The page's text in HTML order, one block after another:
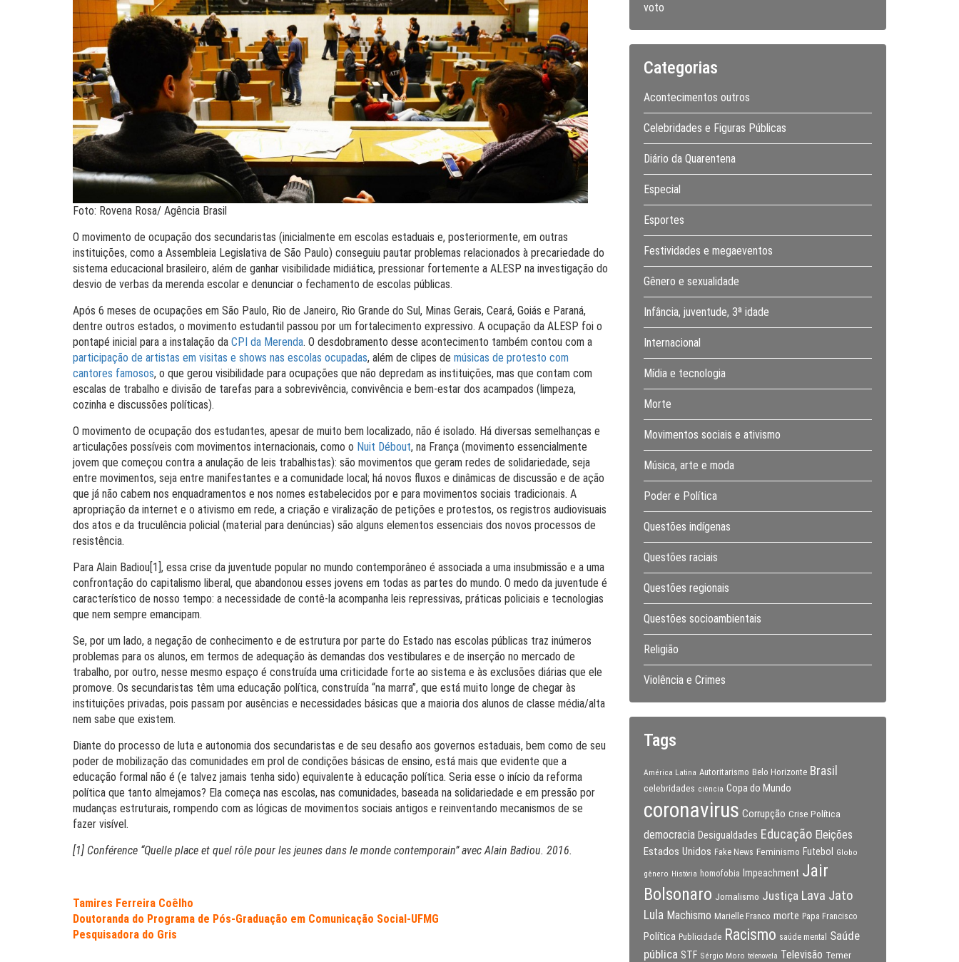
Foto: Rovena Rosa/ Agência Brasil
O movimento de ocupação dos secundaristas (inicialmente em escolas estaduais e, posteriormente, em outras
instituições, como a Assembleia Legislativa de São Paulo) conseguiu pautar problemas relacionados à precariedade do
sistema educacional brasileiro, além de ganhar visibilidade midiática, pressionar fortemente a ALESP na investigação do
desvio de verbas da merenda escolar e denunciar o fechamento de escolas públicas.
Após 6 meses de ocupações em São Paulo, Rio de Janeiro, Rio Grande do Sul, Minas Gerais, Ceará, Goiás e Paraná,
dentre outros estados, o movimento estudantil passou por um fortalecimento expressivo. A ocupação da ALESP foi o
pontapé inicial para a instalação da CPI da Merenda. O desdobramento desse acontecimento também contou com a
participação de artistas em visitas e shows nas escolas ocupadas, além de clipes de músicas de protesto com
cantores famosos, o que gerou visibilidade para ocupações que não depredam as instituições, mas que contam com
escalas de trabalho e divisão de tarefas para a sobrevivência, convivência e bem-estar dos acampados (limpeza,
cozinha e discussões políticas).
O movimento de ocupação dos estudantes, apesar de muito bem localizado, não é isolado. Há diversas semelhanças e
articulações possíveis com movimentos internacionais, como o Nuit Débout, na França (movimento essencialmente
jovem que começou contra a anulação de leis trabalhistas): são movimentos que geram redes de solidariedade, seja
entre movimentos, seja entre manifestantes e a comunidade local; há novos fluxos e dinâmicas de discussão e de ação
que já não cabem nos enquadramentos e nos nomes estabelecidos por e para movimentos sociais tradicionais. A
apropriação da internet e o ativismo em rede, a criação e viralização de petições e protestos, os registros audiovisuais
dos atos e da truculência policial (material para denúncias) são alguns elementos essenciais dos novos processos de
resistência.
Para Alain Badiou[1], essa crise da juventude popular no mundo contemporâneo é associada a uma insubmissão e a uma
confrontação do capitalismo liberal, que abandonou esses jovens em todas as partes do mundo. O medo da juventude é
característico de nosso tempo: a necessidade de contê-la acompanha leis repressivas, práticas policiais e tecnologias
que nem sempre emancipam.
Se, por um lado, a negação de conhecimento e de estrutura por parte do Estado nas escolas públicas traz inúmeros
problemas para os alunos, em termos de adequação às demandas dos vestibulares e de inserção no mercado de
trabalho, por outro, nesse mesmo espaço é construída uma criticidade forte ao sistema e às exclusões diárias que ele
promove. Os secundaristas têm uma educação política, construída “na marra”, que está muito longe de chegar às
instituições privadas, pois passam por ausências e necessidades básicas que a maioria dos alunos de classe média/alta
nem sabe que existem.
Diante do processo de luta e autonomia dos secundaristas e de seu desafio aos governos estaduais, bem como de seu
poder de mobilização das comunidades em prol de condições básicas de ensino, está mais que evidente que a
educação formal não é (e talvez jamais tenha sido) equivalente à educação política. Seria esse o início da reforma
política que tanto almejamos? Ela começa nas escolas, nas comunidades, baseada na solidariedade e em pressão por
mudanças estruturais, rompendo com as lógicas de movimentos sociais antigos e reinventando mecanismos de se
fazer visível.
[1] Conférence “Quelle place et quel rôle pour les jeunes dans le monde contemporain” avec Alain Badiou. 2016.
Tamires Ferreira Coêlho
Doutoranda do Programa de Pós-Graduação em Comunicação Social-UFMG
Pesquisadora do Gris
voto
Categorias
Acontecimentos outros
Celebridades e Figuras Públicas
Diário da Quarentena
Especial
Esportes
Festividades e megaeventos
Gênero e sexualidade
Infância, juventude, 3ª idade
Internacional
Mídia e tecnologia
Morte
Movimentos sociais e ativismo
Música, arte e moda
Poder e Política
Questões indígenas
Questões raciais
Questões regionais
Questões socioambientais
Religião
Violência e Crimes
Tags
América Latina Autoritarismo Belo Horizonte Brasil
celebridades ciência Copa do Mundo
coronavirus Corrupção Crise Política
democracia Desigualdades Educação Eleições
Estados Unidos Fake News Feminismo Futebol Globo
gênero História homofobia Impeachment Jair
Bolsonaro Jornalismo Justiça Lava Jato
Lula Machismo Marielle Franco morte Papa Francisco
Política Publicidade Racismo saúde mental
Saúde
pública STF Sérgio Moro telenovela Televisão Temer